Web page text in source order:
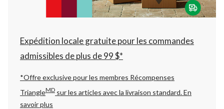
à
22:00
changer
Expédition locale gratuite pour les commandes
admissibles de plus de 99 $*
*Offre exclusive pour les membres Récompenses
TriangleMD sur les articles avec la livraison standard.En
savoir plus